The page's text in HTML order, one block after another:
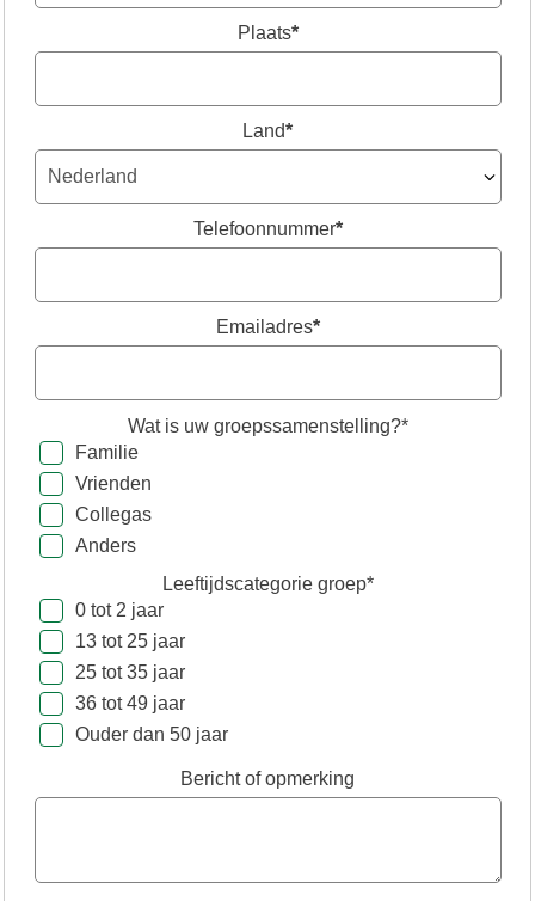
Plaats*
Land*
Telefoonnummer*
Emailadres*
Wat is uw groepssamenstelling?*
Familie
Vrienden
Collegas
Anders
Leeftijdscategorie groep*
0 tot 2 jaar
13 tot 25 jaar
25 tot 35 jaar
36 tot 49 jaar
Ouder dan 50 jaar
Bericht of opmerking